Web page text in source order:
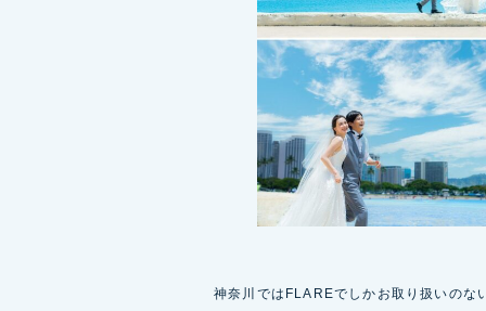
神奈川ではFLAREでしかお取り扱いのな